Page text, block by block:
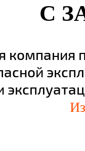
С
компания